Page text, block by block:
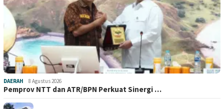
DAERAH 8 Agustus 2026
Pemprov NTT dan ATR/BPN Perkuat Sinergi …